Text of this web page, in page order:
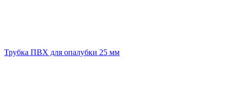
Трубка ПВХ для опалубки 25 мм